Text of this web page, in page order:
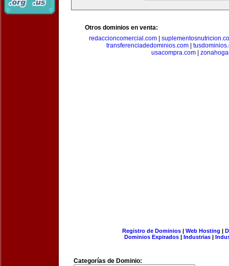
Otros dominios en venta:
redaccioncomercial.com|
transferenciadedominios.com|
usacompra.com
Registro de Dominios| Web Hosting |
Dominios Expirados | Industrias |
Categorías de Dominio: